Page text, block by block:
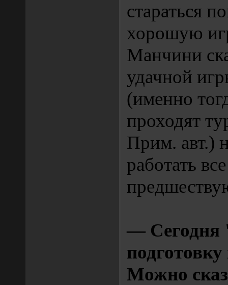
стараться
хорошую
Манчини
удачной
(именно
проходят
Прим. авт.)
работать все
—
подготовку
Можно